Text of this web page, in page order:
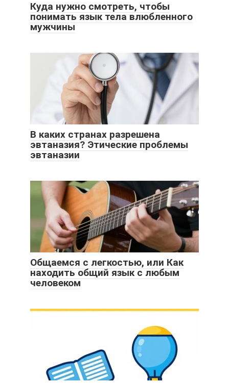
Куда нужно смотреть, чтобы
понимать язык тела влюбленного
мужчины
В каких странах разрешена
эвтаназия? Этические проблемы
эвтаназии
Общаемся с легкостью, или Как
находить общий язык с любым
человеком